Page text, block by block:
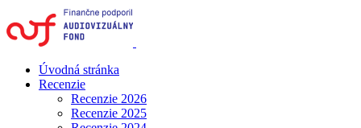
Úvodná stránka
Recenzie
Recenzie 2026
Recenzie 2025